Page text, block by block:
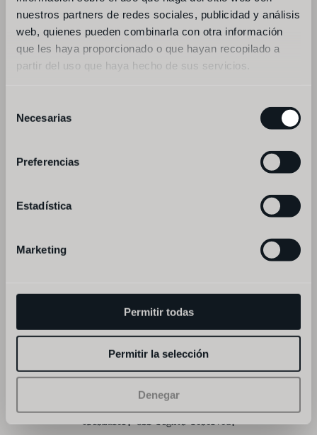
nuestros partners de redes sociales, publicidad y análisis
web, quienes pueden combinarla con otra información
que les haya proporcionado o que hayan recopilado a
partir del uso que haya hecho de sus servicios.
Necesarias
Preferencias
Estadística
Marketing
Permitir todas
Permitir la selección
Denegar
©fismuler. all rights reserved.
legal noticeprivacy